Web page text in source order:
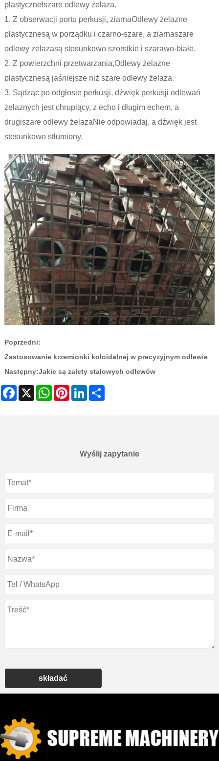
plastyczneI szare odlewy żelaza.
1. Z obserwacji portu perkusji, ziarnaOdlewy żelazne
plastycznesą w porządku i czarno-szare, a ziarnaszare
odlewy żelazasą stosunkowo szorstkie i szarawo-białe.
2. Z powierzchni przetwarzania,Odlewy żelazne
plastycznesą jaśniejsze niż szare odlewy żelaza.
3. Sądząc po odgłosie perkusji, dźwięk perkusji odlewań
żelaznych jest chrupiący, z echo i długim echem, a
drugiszare odlewy żelazaNie odpowiadaj, a dźwięk jest
stosunkowo stłumiony.
Poprzedni:
Zastosowanie krzemionki koloidalnej w precyzyjnym odlewie
Następny:Jakie są zalety stalowych odlewów
Facebook
X WhatsAppPinterestLinkedIn
Wyślij zapytanie
składać